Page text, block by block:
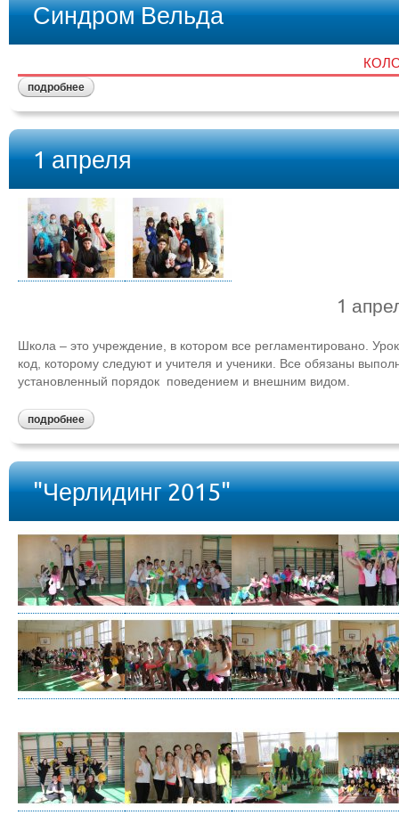
Синдром Вельда
подробнее
1 апреля
1
Школа – это учреждение, в котором все регламентировано.
код, которому следуют и учителя и ученики. Все обязаны
установленный порядок поведением и внешним видом.
подробнее
"Черлидинг 2015"